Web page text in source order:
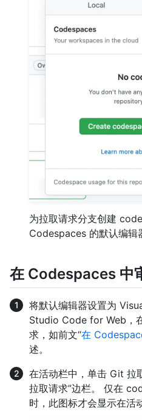
为拉取请求分支创建
Codespaces 的默认编辑
在 Codespaces 中
将默认编辑器设置为
Studio Code for Web，
求，如前文“在
述。
在活动栏中，单击 Git 拉
拉取请求”边栏。 仅在
时，此图标才会显示在活